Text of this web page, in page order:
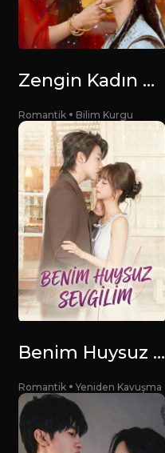
Zengin Kadın Varis
Romantik Bilim Kurgu
Benim Huysuz Sevgilim
Romantik Yeniden Kavuşma